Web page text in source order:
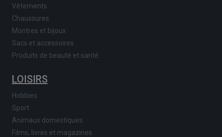
Vêtements
Chaussures
Montres et bijoux
Sacs et accessoires
Produits de beauté et santé
LOISIRS
Hobbies
Sport
Animaux domestiques
Films, livres et magazines